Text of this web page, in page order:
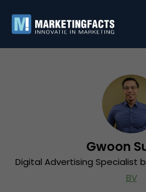
Gwoon
Digital Advertising Specialist
BV